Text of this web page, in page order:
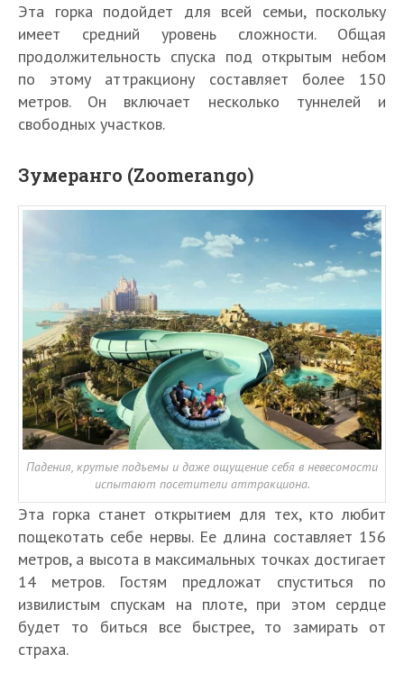
Эта горка подойдет для всей семьи, поскольку
имеет средний уровень сложности. Общая
продолжительность спуска под открытым небом
по этому аттракциону составляет более 150
метров. Он включает несколько туннелей и
свободных участков.
Зумеранго (Zoomerango)
Падения, крутые подъемы и даже ощущение себя в невесомости
испытают посетители аттракциона.
Эта горка станет открытием для тех, кто любит
пощекотать себе нервы. Ее длина составляет 156
метров, а высота в максимальных точках достигает
14 метров. Гостям предложат спуститься по
извилистым спускам на плоте, при этом сердце
будет то биться все быстрее, то замирать от
страха.